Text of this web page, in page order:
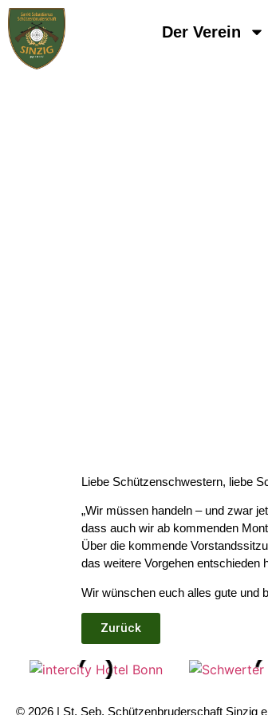
Der Verein
Liebe Schützenschwestern, liebe
„Wir müssen handeln – und zwar
dass auch wir ab kommenden
Über die kommende
das weitere Vorgehen entschieden
Wir wünschen euch alles gute und
Zurück
© 2026 | St. Seb. Schützenbruderschaft Sinzig